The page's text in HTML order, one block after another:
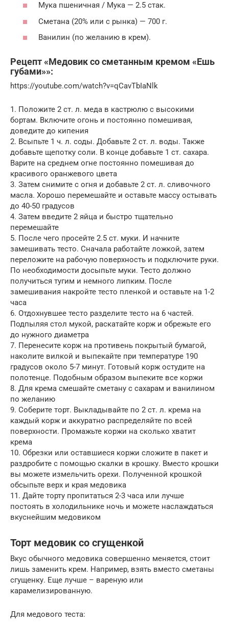
Мука пшеничная / Мука — 2.5 стак.
Сметана (20% или с рынка) — 700 г.
Ванилин (по желанию в крем).
Рецепт «Медовик со сметанным кремом «Ешь
губами»»:
https://youtube.com/watch?v=qCavTbIaNlk
1. Положите 2 ст. л. меда в кастрюлю с высокими
бортам. Включите огонь и постоянно помешивая,
доведите до кипения
2. Всыпьте 1 ч. л. соды. Добавьте 2 ст. л. воды. Также
добавьте щепотку соли. В конце добавьте 1 ст. сахара.
Варите на среднем огне постоянно помешивая до
красивого оранжевого цвета
3. Затем снимите с огня и добавьте 2 ст. л. сливочного
масла. Хорошо перемешайте и оставьте массу остывать
до 40-50 градусов
4. Затем введите 2 яйца и быстро тщательно
перемешайте
5. После чего просейте 2.5 ст. муки. И начните
замешивать тесто. Сначала работайте ложкой, затем
переложите на рабочую поверхность и подключите руки.
По необходимости досыпьте муки. Тесто должно
получиться тугим и немного липким. После
замешивания накройте тесто пленкой и оставьте на 1-2
часа
6. Отдохнувшее тесто разделите тесто на 6 частей.
Подпыляя стол мукой, раскатайте корж и обрежьте его
до нужного диаметра
7. Перенесите корж на противень покрытый бумагой,
наколите вилкой и выпекайте при температуре 190
градусов около 5-7 минут. Готовый корж остудите на
полотенце. Подобным образом выпеките все коржи
8. Для крема смешайте сметану с сахарам и ванилином
по желанию
9. Соберите торт. Выкладывайте по 2 ст. л. крема на
каждый корж и аккуратно распределяйте по всей
поверхности. Промажьте коржи на сколько хватит
крема
10. Обрезки или оставшиеся коржи сложите в пакет и
раздробите с помощью скалки в крошку. Вместо крошки
вы можете измельчить орехи. Полученной крошкой
обсыпьте верх и края медовика
11. Дайте торту пропитаться 2-3 часа или лучше
постоять в холодильнике ночь и можете наслаждаться
вкуснейшим медовиком
Торт медовик со сгущенкой
Вкус обычного медовика совершенно меняется, стоит
лишь заменить крем. Например, взять вместо сметаны
сгущенку. Еще лучше – вареную или
карамелизированную.
Для медового теста: